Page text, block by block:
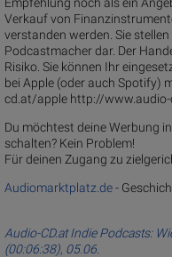
Verkauf von
verstanden werden. Sie
Podcastmacher dar. Der
Risiko. Sie können Ihr
bei Apple (oder auch Spotify)
cd.at/apple http://www.audio-
Du möchtest deine Werbung
schalten? Kein Problem!
Für deinen Zugang zu
Audiomarktplatz.de-
Audio-CD.at Indie Podcasts:
(00:06:38), 05.06.